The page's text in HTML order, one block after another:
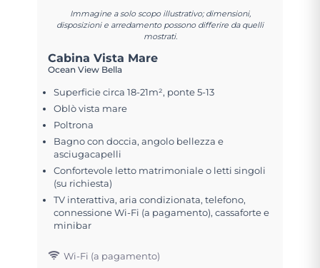
Immagine a solo scopo illustrativo; dimensioni,
disposizioni e arredamento possono differire da quelli
mostrati.
Cabina Vista Mare
Ocean View Bella
Superficie circa 18-21m², ponte 5-13
Oblò vista mare
Poltrona
Bagno con doccia, angolo bellezza e
asciugacapelli
Confortevole letto matrimoniale o letti singoli
(su richiesta)
TV interattiva, aria condizionata, telefono,
connessione Wi-Fi (a pagamento), cassaforte e
minibar
Wi-Fi (a pagamento)